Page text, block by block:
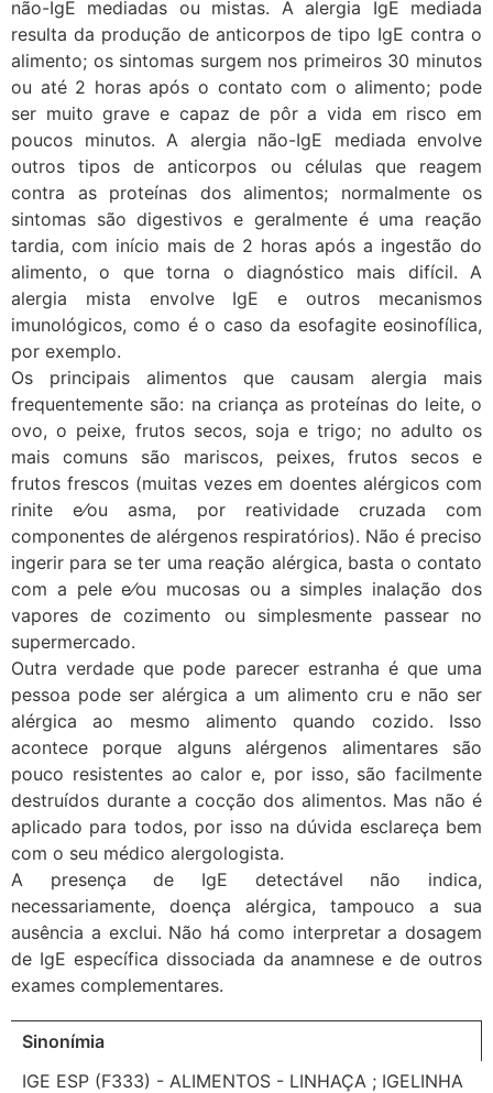
não-IgE mediadas ou mistas. A alergia IgE mediada
resulta da produção de anticorpos de tipo IgE contra o
alimento; os sintomas surgem nos primeiros 30 minutos
ou até 2 horas após o contato com o alimento; pode
ser muito grave e capaz de pôr a vida em risco em
poucos minutos. A alergia não-IgE mediada envolve
outros tipos de anticorpos ou células que reagem
contra as proteínas dos alimentos; normalmente os
sintomas são digestivos e geralmente é uma reação
tardia, com início mais de 2 horas após a ingestão do
alimento, o que torna o diagnóstico mais difícil. A
alergia mista envolve IgE e outros mecanismos
imunológicos, como é o caso da esofagite eosinofílica,
por exemplo.
Os principais alimentos que causam alergia mais
frequentemente são: na criança as proteínas do leite, o
ovo, o peixe, frutos secos, soja e trigo; no adulto os
mais comuns são mariscos, peixes, frutos secos e
frutos frescos (muitas vezes em doentes alérgicos com
rinite e⁄ou asma, por reatividade cruzada com
componentes de alérgenos respiratórios). Não é preciso
ingerir para se ter uma reação alérgica, basta o contato
com a pele e⁄ou mucosas ou a simples inalação dos
vapores de cozimento ou simplesmente passear no
supermercado.
Outra verdade que pode parecer estranha é que uma
pessoa pode ser alérgica a um alimento cru e não ser
alérgica ao mesmo alimento quando cozido. Isso
acontece porque alguns alérgenos alimentares são
pouco resistentes ao calor e, por isso, são facilmente
destruídos durante a cocção dos alimentos. Mas não é
aplicado para todos, por isso na dúvida esclareça bem
com o seu médico alergologista.
A presença de IgE detectável não indica,
necessariamente, doença alérgica, tampouco a sua
ausência a exclui. Não há como interpretar a dosagem
de IgE específica dissociada da anamnese e de outros
exames complementares.
Sinonímia
IGE ESP (F333) - ALIMENTOS - LINHAÇA ; IGELINHA